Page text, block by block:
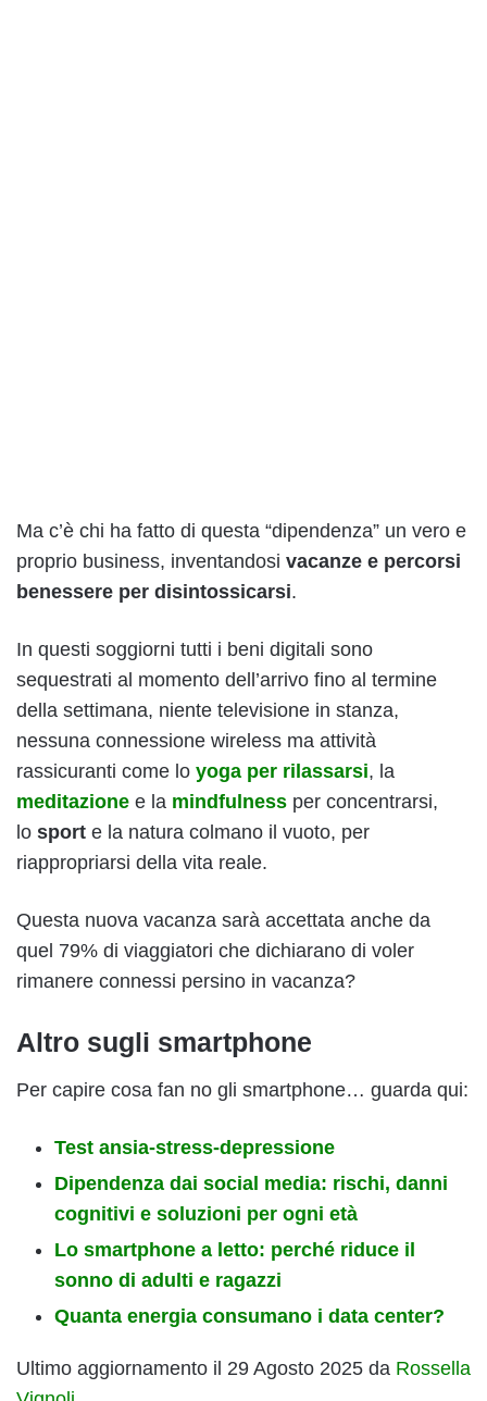
Ma c’è chi ha fatto di questa “dipendenza” un vero e
proprio business, inventandosi vacanze e percorsi
benessere per disintossicarsi.
In questi soggiorni tutti i beni digitali sono
sequestrati al momento dell’arrivo fino al termine
della settimana, niente televisione in stanza,
nessuna connessione wireless ma attività
rassicuranti come lo yoga per rilassarsi, la
meditazione e la mindfulness per concentrarsi,
lo sport e la natura colmano il vuoto, per
riappropriarsi della vita reale.
Questa nuova vacanza sarà accettata anche da
quel 79% di viaggiatori che dichiarano di voler
rimanere connessi persino in vacanza?
Altro sugli smartphone
Per capire cosa fan no gli smartphone… guarda qui:
Test ansia-stress-depressione
Dipendenza dai social media: rischi, danni
cognitivi e soluzioni per ogni età
Lo smartphone a letto: perché riduce il
sonno di adulti e ragazzi
Quanta energia consumano i data center?
Ultimo aggiornamento il 29 Agosto 2025 da Rossella